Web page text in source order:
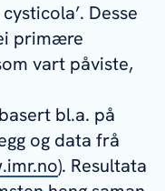
Desse
primære
vart påviste,
bl.a. på
og data frå
). Resultata